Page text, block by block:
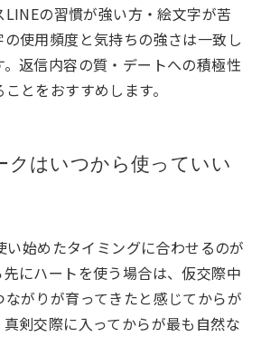
の習慣が強い方・絵文字が苦
使用頻度と気持ちの強さは一致し
返信内容の質・デートへの積極性
とをおすすめします。
クはいつから使っていい
い始めたタイミングに合わせるのが
にハートを使う場合は、仮交際中
がりが育ってきたと感じてからが
剣交際に入ってからが最も自然な